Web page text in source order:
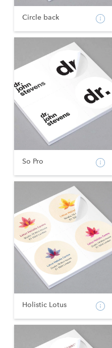
Circle back
So Pro
Holistic Lotus